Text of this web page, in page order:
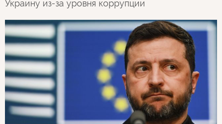
Украину из-за уровня коррупции